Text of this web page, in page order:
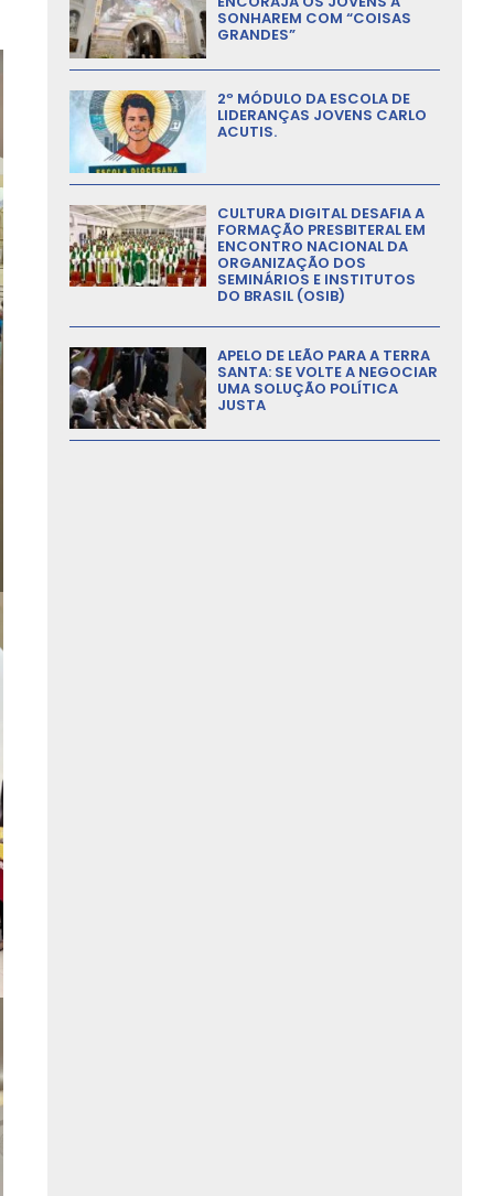
SONHAREM COM “COISAS
GRANDES”
2º MÓDULO DA ESCOLA DE
LIDERANÇAS JOVENS CARLO
ACUTIS.
CULTURA DIGITAL DESAFIA A
FORMAÇÃO PRESBITERAL EM
ENCONTRO NACIONAL DA
ORGANIZAÇÃO DOS
SEMINÁRIOS E INSTITUTOS
DO BRASIL (OSIB)
APELO DE LEÃO PARA A TERRA
SANTA: SE VOLTE A NEGOCIAR
UMA SOLUÇÃO POLÍTICA
JUSTA